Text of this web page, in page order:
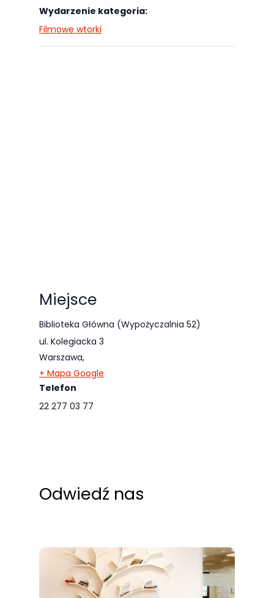
Wydarzenie kategoria:
Filmowe wtorki
Miejsce
Biblioteka Główna (Wypożyczalnia 52)
ul. Kolegiacka 3
Warszawa,
+ Mapa Google
Telefon
22 277 03 77
Odwiedź nas
odwiedzania naszej
strony, zwiększasz